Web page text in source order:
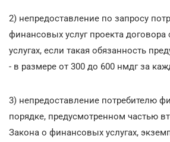
2) непредоставление по запросу
финансовых услуг проекта
услугах, если такая обязанность
- в размере от 300 до 600 нмдг за
3) непредоставление потребителю
порядке, предусмотренном частью
Закона о финансовых услугах,